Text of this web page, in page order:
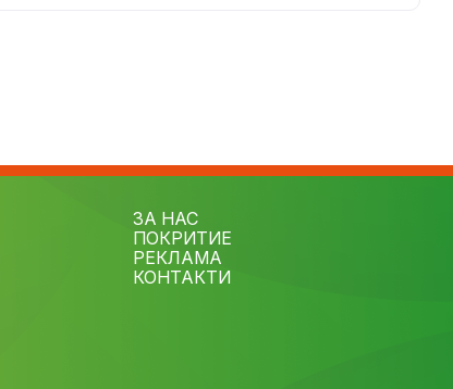
ЗА НАС
ПОКРИТИЕ
РЕКЛАМА
КОНТАКТИ